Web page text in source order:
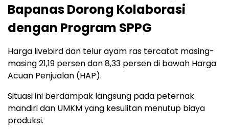
Bapanas Dorong Kolaborasi
dengan Program SPPG
Harga livebird dan telur ayam ras tercatat masing-
masing 21,19 persen dan 8,33 persen di bawah Harga
Acuan Penjualan (HAP).
Situasi ini berdampak langsung pada peternak
mandiri dan UMKM yang kesulitan menutup biaya
produksi.